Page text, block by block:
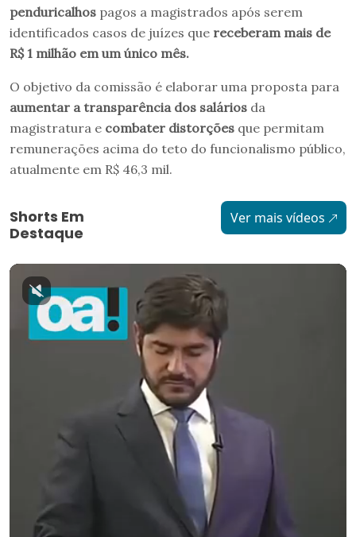
penduricalhos pagos a magistrados após serem
identificados casos de juízes que receberam mais de
R$ 1 milhão em um único mês.
O objetivo da comissão é elaborar uma proposta para
aumentar a transparência dos salários da
magistratura e combater distorções que permitam
remunerações acima do teto do funcionalismo público,
atualmente em R$ 46,3 mil.
Shorts Em
Destaque
Ver mais vídeos